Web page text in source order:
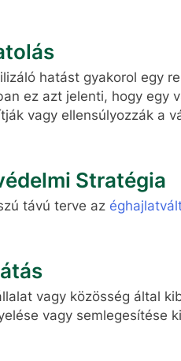
hatást gyakorol egy
ez azt jelenti, hogy egy
vagy ellensúlyozzák a
Stratégia
távú terve az
vagy közösség által
vagy semlegesítése